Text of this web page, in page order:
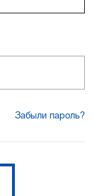
Забыли пароль?